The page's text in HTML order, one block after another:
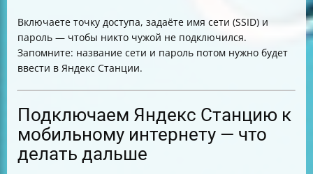
Включаете точку доступа, задаёте имя сети (SSID) и
пароль — чтобы никто чужой не подключился.
Запомните: название сети и пароль потом нужно будет
ввести в Яндекс Станции.
Подключаем Яндекс Станцию к
мобильному интернету — что
делать дальше